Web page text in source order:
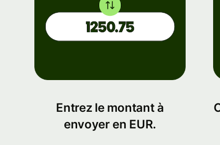
Entrez le montant à
envoyer en EUR.